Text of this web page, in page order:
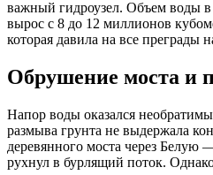
важный гидроузел. Объем воды в
вырос с 8 до 12 миллионов
которая давила на все преграды
Обрушение моста и
Напор воды оказался
размыва грунта не выдержала
деревянного моста через Белую
рухнул в бурлящий поток.